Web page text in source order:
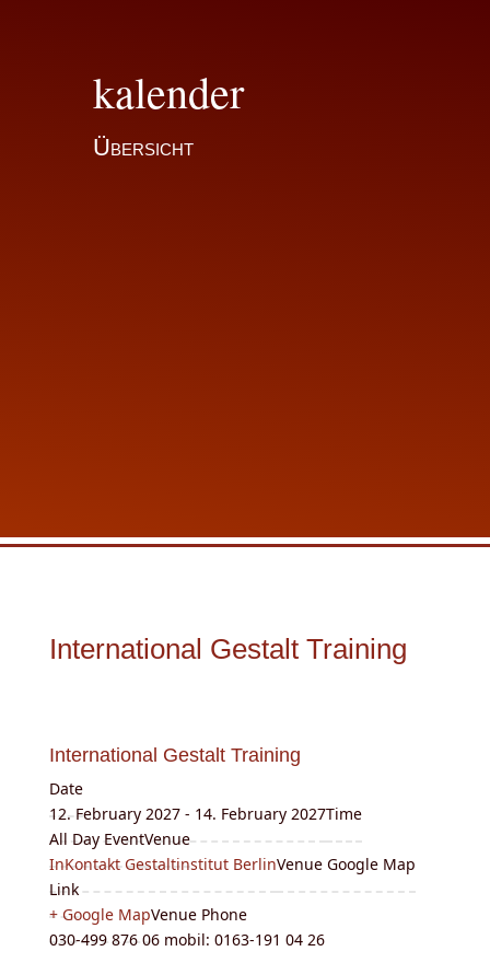
kalender
Übersicht
International Gestalt Training
International Gestalt Training
Date
12. February 2027 - 14. February 2027Time
All Day EventVenue
InKontakt Gestaltinstitut BerlinVenue Google Map
Link
+ Google MapVenue Phone
030-499 876 06 mobil: 0163-191 04 26